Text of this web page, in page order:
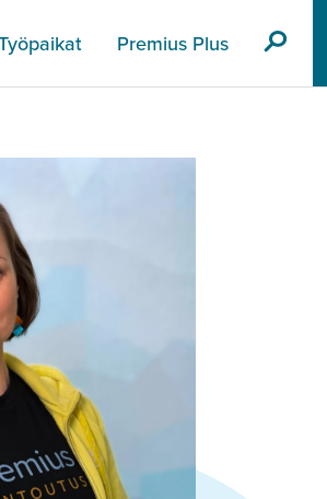
Premius Plus